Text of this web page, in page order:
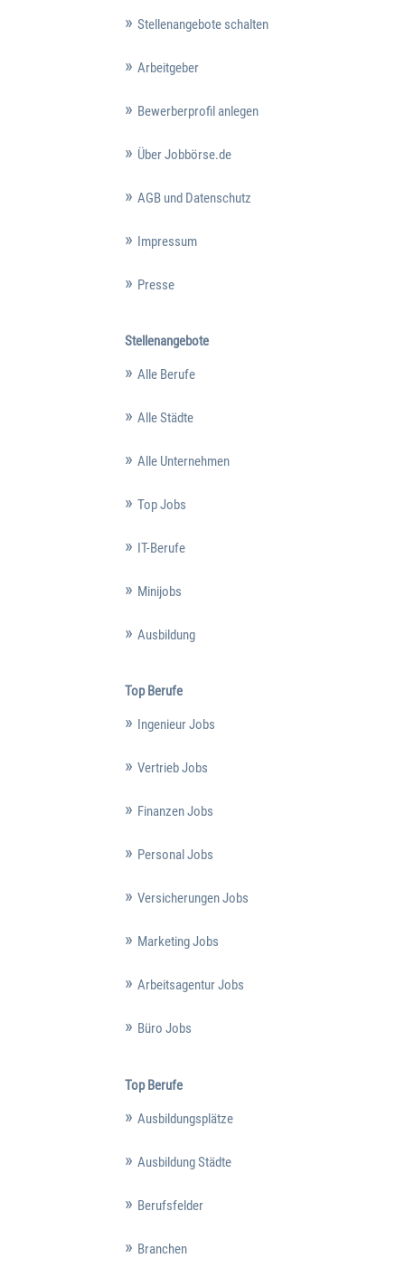
Stellenangebote schalten
Arbeitgeber
Bewerberprofil anlegen
Über Jobbörse.de
AGB und Datenschutz
Impressum
Presse
Stellenangebote
Alle Berufe
Alle Städte
Alle Unternehmen
Top Jobs
IT-Berufe
Minijobs
Ausbildung
Top Berufe
Ingenieur Jobs
Vertrieb Jobs
Finanzen Jobs
Personal Jobs
Versicherungen Jobs
Marketing Jobs
Arbeitsagentur Jobs
Büro Jobs
Top Berufe
Ausbildungsplätze
Ausbildung Städte
Berufsfelder
Branchen